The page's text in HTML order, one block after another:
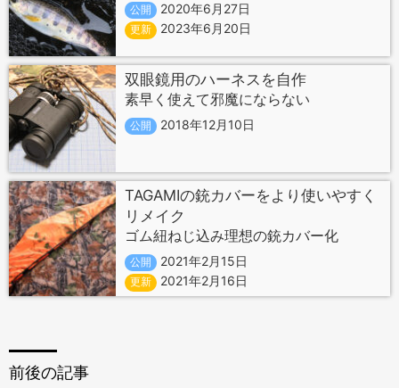
公開 2020年6月27日
更新 2023年6月20日
双眼鏡用のハーネスを自作
素早く使えて邪魔にならない
公開 2018年12月10日
TAGAMIの銃カバーをより使いやすく
リメイク
ゴム紐ねじ込み理想の銃カバー化
公開 2021年2月15日
更新 2021年2月16日
前後の記事